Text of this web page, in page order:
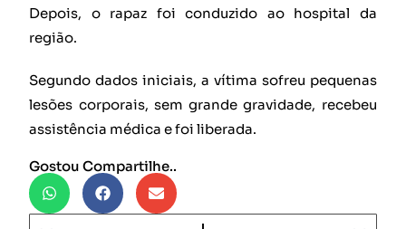
Depois, o rapaz foi conduzido ao hospital da
região.
Segundo dados iniciais, a vítima sofreu pequenas
lesões corporais, sem grande gravidade, recebeu
assistência médica e foi liberada.
Gostou Compartilhe..